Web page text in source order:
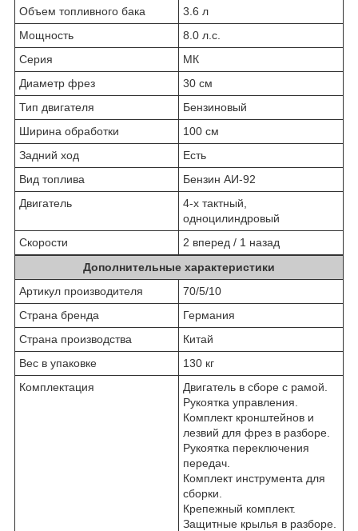
Объем топливного бака
3.6 л
Мощность
8.0 л.с.
Серия
МК
Диаметр фрез
30 см
Тип двигателя
Бензиновый
Ширина обработки
100 см
Задний ход
Есть
Вид топлива
Бензин АИ-92
Двигатель
4-х тактный,
одноцилиндровый
Скорости
2 вперед / 1 назад
Дополнительные характеристики
Артикул производителя
70/5/10
Страна бренда
Германия
Страна производства
Китай
Вес в упаковке
130 кг
Комплектация
Двигатель в сборе с рамой.
Рукоятка управления.
Комплект кронштейнов и
лезвий для фрез в разборе.
Рукоятка переключения
передач.
Комплект инструмента для
сборки.
Крепежный комплект.
Защитные крылья в разборе.